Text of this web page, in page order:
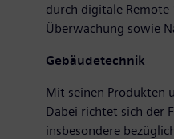
durch digitale
Überwachung sowie
Gebäudetechnik
Mit seinen Produkten
Dabei richtet sich der
insbesondere